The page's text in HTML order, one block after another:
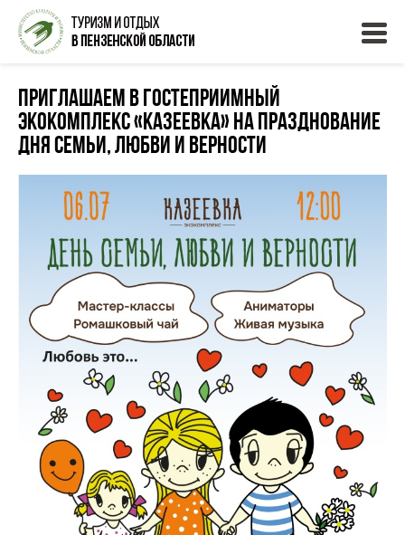
Приглашаем в Гостеприимный
экокомплекс «Казеевка» на празднование
Дня семьи, любви и верности